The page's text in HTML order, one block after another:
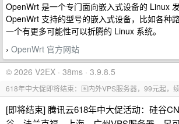
OpenWrt 是一个专门面向嵌入式设备的 Linux
OpenWrt 支持的型号的嵌入式设备，比如各种
一个有更多可能性可以折腾的 Linux 系统。
› OpenWrt 官方网站
© 2026 V2EX · 38ms · 3.9.8.5
618年中大促即将结束：国内外VPS服务器，99元起，
[即将结束] 腾讯云618年中大促活动：硅谷